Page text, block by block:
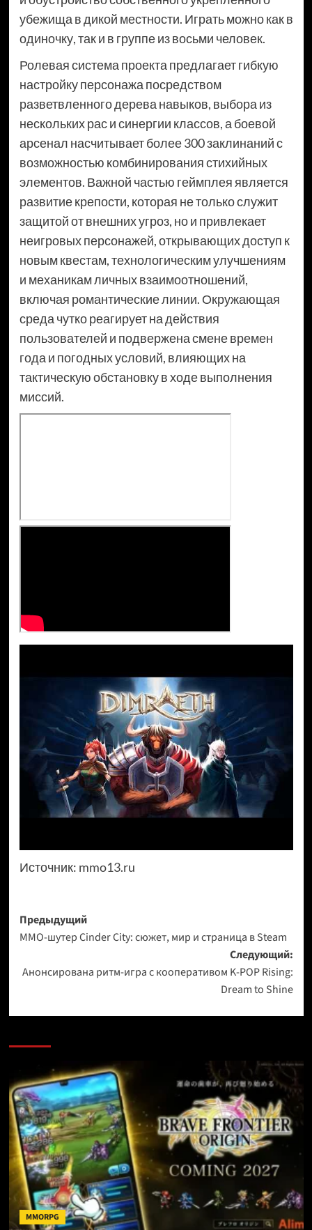
убежища в дикой местности. Играть можно как в
одиночку, так и в группе из восьми человек.
Ролевая система проекта предлагает гибкую
настройку персонажа посредством
разветвленного дерева навыков, выбора из
нескольких рас и синергии классов, а боевой
арсенал насчитывает более 300 заклинаний с
возможностью комбинирования стихийных
элементов. Важной частью геймплея является
развитие крепости, которая не только служит
защитой от внешних угроз, но и привлекает
неигровых персонажей, открывающих доступ к
новым квестам, технологическим улучшениям
и механикам личных взаимоотношений,
включая романтические линии. Окружающая
среда чутко реагирует на действия
пользователей и подвержена смене времен
года и погодных условий, влияющих на
тактическую обстановку в ходе выполнения
миссий.
Источник: mmo13.ru
Навигация
записи
Предыдущий
MMO-шутер Cinder City: сюжет, мир и страница в Steam
Следующий:
Анонсирована ритм-игра с кооперативом K-POP Rising:
Dream to Shine
MMORPG